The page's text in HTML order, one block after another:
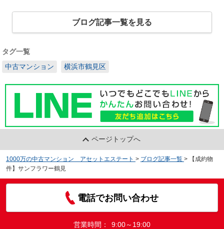
ブログ記事一覧を見る
タグ一覧
中古マンション
横浜市鶴見区
ページトップへ
1000万の中古マンション アセットエステート > ブログ記事一覧 >
【成約物
件】サンフラワー鶴見
電話でお問い合わせ
営業時間：
9:00～19:00